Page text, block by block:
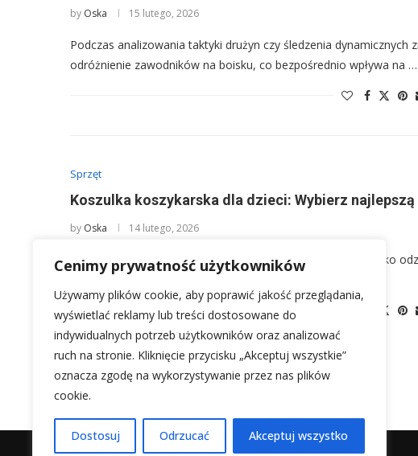
Cenimy prywatność użytkowników
Używamy plików cookie, aby poprawić jakość przeglądania,
wyświetlać reklamy lub treści dostosowane do
indywidualnych potrzeb użytkowników oraz analizować
ruch na stronie. Kliknięcie przycisku „Akceptuj wszystkie”
oznacza zgodę na wykorzystywanie przez nas plików
cookie.
Dostosuj Odrzucać Akceptuj wszystko
by Oska 15 lutego, 2026
Podczas analizowania taktyki drużyn czy śledzenia dynamicznych
odróżnienie zawodników na boisku, co bezpośrednio wpływa na …
Sprzęt
Koszulka koszykarska dla dzieci: Wybierz najlepszą
by Oska 14 lutego, 2026
Wybierając koszulkę koszykarską dla dziecka, chcemy nie tylko
ale także zapewnić komfort i jakość, …
1 2